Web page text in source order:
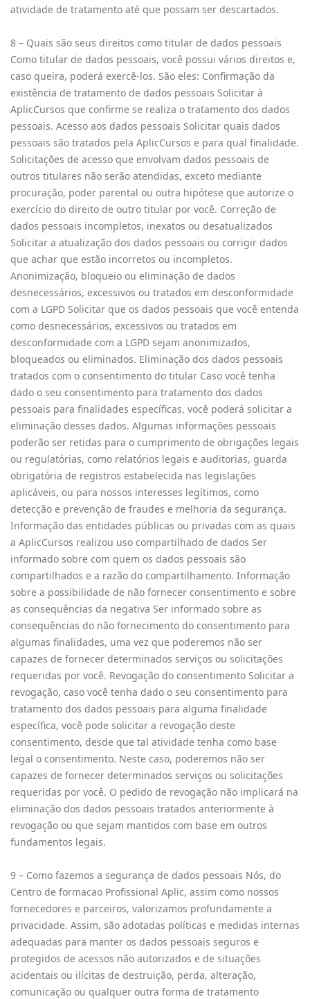
atividade de tratamento até que possam ser descartados.
8 – Quais são seus direitos como titular de dados pessoais
Como titular de dados pessoais, você possui vários direitos e,
caso queira, poderá exercê-los. São eles: Confirmação da
existência de tratamento de dados pessoais Solicitar à
AplicCursos que confirme se realiza o tratamento dos dados
pessoais. Acesso aos dados pessoais Solicitar quais dados
pessoais são tratados pela AplicCursos e para qual finalidade.
Solicitações de acesso que envolvam dados pessoais de
outros titulares não serão atendidas, exceto mediante
procuração, poder parental ou outra hipótese que autorize o
exercício do direito de outro titular por você. Correção de
dados pessoais incompletos, inexatos ou desatualizados
Solicitar a atualização dos dados pessoais ou corrigir dados
que achar que estão incorretos ou incompletos.
Anonimização, bloqueio ou eliminação de dados
desnecessários, excessivos ou tratados em desconformidade
com a LGPD Solicitar que os dados pessoais que você entenda
como desnecessários, excessivos ou tratados em
desconformidade com a LGPD sejam anonimizados,
bloqueados ou eliminados. Eliminação dos dados pessoais
tratados com o consentimento do titular Caso você tenha
dado o seu consentimento para tratamento dos dados
pessoais para finalidades específicas, você poderá solicitar a
eliminação desses dados. Algumas informações pessoais
poderão ser retidas para o cumprimento de obrigações legais
ou regulatórias, como relatórios legais e auditorias, guarda
obrigatória de registros estabelecida nas legislações
aplicáveis, ou para nossos interesses legítimos, como
detecção e prevenção de fraudes e melhoria da segurança.
Informação das entidades públicas ou privadas com as quais
a AplicCursos realizou uso compartilhado de dados Ser
informado sobre com quem os dados pessoais são
compartilhados e a razão do compartilhamento. Informação
sobre a possibilidade de não fornecer consentimento e sobre
as consequências da negativa Ser informado sobre as
consequências do não fornecimento do consentimento para
algumas finalidades, uma vez que poderemos não ser
capazes de fornecer determinados serviços ou solicitações
requeridas por você. Revogação do consentimento Solicitar a
revogação, caso você tenha dado o seu consentimento para
tratamento dos dados pessoais para alguma finalidade
específica, você pode solicitar a revogação deste
consentimento, desde que tal atividade tenha como base
legal o consentimento. Neste caso, poderemos não ser
capazes de fornecer determinados serviços ou solicitações
requeridas por você. O pedido de revogação não implicará na
eliminação dos dados pessoais tratados anteriormente à
revogação ou que sejam mantidos com base em outros
fundamentos legais.
9 – Como fazemos a segurança de dados pessoais Nós, do
Centro de formacao Profissional Aplic, assim como nossos
fornecedores e parceiros, valorizamos profundamente a
privacidade. Assim, são adotadas políticas e medidas internas
adequadas para manter os dados pessoais seguros e
protegidos de acessos não autorizados e de situações
acidentais ou ilícitas de destruição, perda, alteração,
comunicação ou qualquer outra forma de tratamento